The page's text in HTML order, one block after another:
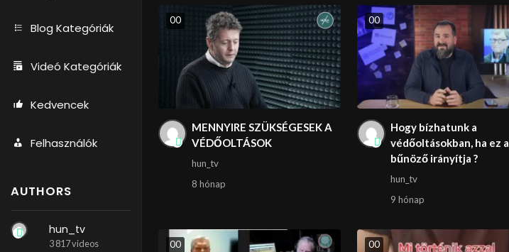
Blog Kategóriák
Videó Kategóriák
Kedvencek
Felhasználók
AUTHORS
hun_tv
3 817 videos
00
MENNYIRE SZÜKSÉGESEK A
VÉDŐOLTÁSOK
hun_tv
8 hónap
00
Hogy bízhatunk a
védőoltásokban, ha ez a
bűnöző irányítja ?
hun_tv
9 hónap
00 00